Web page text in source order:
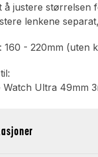
å justere størrelsen
lenkene
160 - 220mm (uten
Ultra 49mm